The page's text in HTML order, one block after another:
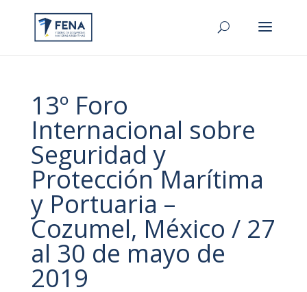
13º Foro
Internacional sobre
Seguridad y
Protección Marítima
y Portuaria –
Cozumel, México / 27
al 30 de mayo de
2019